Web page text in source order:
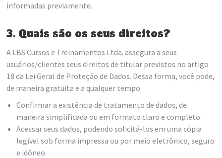
informadas previamente.
3. Quais são os seus direitos?
A LBS Cursos e Treinamentos Ltda. assegura a seus
usuários/clientes seus direitos de titular previstos no artigo
18 da Lei Geral de Proteção de Dados. Dessa forma, você pode,
de maneira gratuita e a qualquer tempo:
Confirmar a existência de tratamento de dados, de
maneira simplificada ou em formato claro e completo.
Acessar seus dados, podendo solicitá-los em uma cópia
legível sob forma impressa ou por meio eletrônico, seguro
e idôneo.